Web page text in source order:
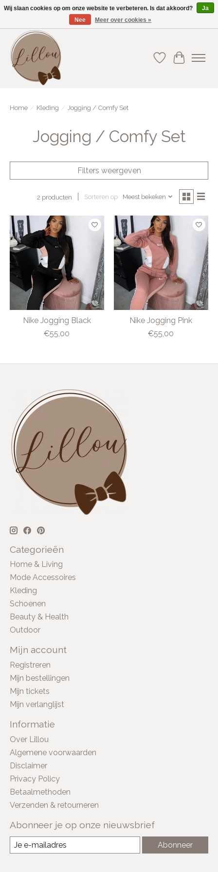
Gratis verzending vanaf €75(BE) en €100(NL)
Verlanglijst
Home / Kleding / Jogging / Comfy Set
Jogging / Comfy Set
Filters weergeven
2 producten Sorteren op Meest bekeken
Nike Jogging Black
€55,00
Nike Jogging Pink
€55,00
Categorieën
Home & Living
Mode Accessoires
Kleding
Schoenen
Beauty & Health
Outdoor
Mijn account
Registreren
Mijn bestellingen
Mijn tickets
Mijn verlanglijst
Informatie
Over Lillou
Algemene voorwaarden
Disclaimer
Privacy Policy
Betaalmethoden
Verzenden & retourneren
Abonneer je op onze nieuwsbrief
Abonneer
Wij slaan cookies op om onze website te verbeteren. Is dat akkoord?
Ja
Nee
Meer over cookies »